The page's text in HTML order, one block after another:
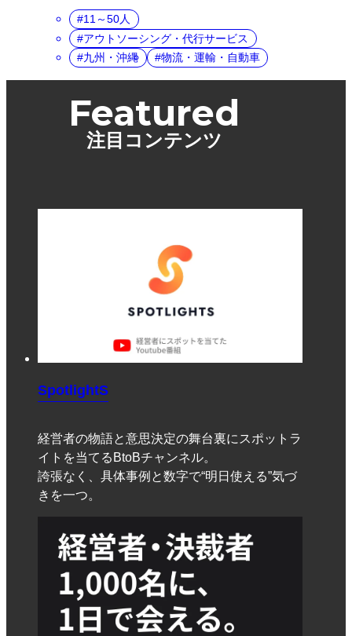
11～50人
アウトソーシング・代行サービス
九州・沖縄
物流・運輸・自動車
Featured
注目コンテンツ
SpotlightS
経営者の物語と意思決定の舞台裏にスポットラ
イトを当てるBtoBチャンネル。
誇張なく、具体事例と数字で“明日使える”気づ
きを一つ。